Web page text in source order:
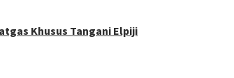
Khusus Tangani Elpiji